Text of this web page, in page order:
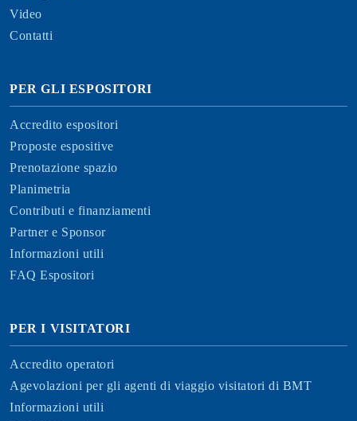
Video
Contatti
PER GLI ESPOSITORI
Accredito espositori
Proposte espositive
Prenotazione spazio
Planimetria
Contributi e finanziamenti
Partner e Sponsor
Informazioni utili
FAQ Espositori
PER I VISITATORI
Accredito operatori
Agevolazioni per gli agenti di viaggio visitatori di BMT
Informazioni utili